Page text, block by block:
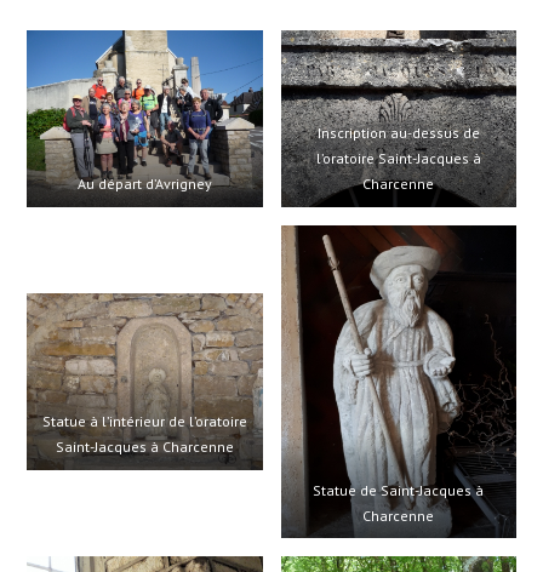
Au départ d’Avrigney
Inscription au-dessus de
l’oratoire Saint-Jacques à
Charcenne
Statue à l’intérieur de l’oratoire
Saint-Jacques à Charcenne
Statue de Saint-Jacques à
Charcenne